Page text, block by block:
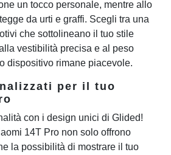
un tocco personale, mentre allo
da urti e graffi. Scegli tra una
che sottolineano il tuo stile
vestibilità precisa e al peso
dispositivo rimane piacevole.
per il tuo
con i design unici di Glided!
14T Pro non solo offrono
la possibilità di mostrare il tuo